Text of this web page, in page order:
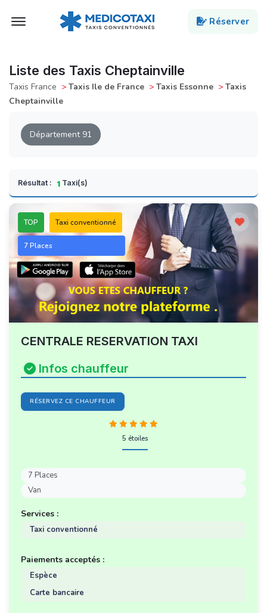
Ouvert Menu
Réserver
Liste des Taxis Cheptainville
Taxis France > Taxis Ile de France > Taxis Essonne > Taxis
Cheptainville
Département 91
Résultat : 1 Taxi(s)
TOP Taxi conventionné
7 Places
CENTRALE RESERVATION TAXI
Infos chauffeur
RÉSERVEZ CE CHAUFFEUR
5 étoiles
7 Places
Van
Services :
Taxi conventionné
Paiements acceptés :
Espèce
Carte bancaire